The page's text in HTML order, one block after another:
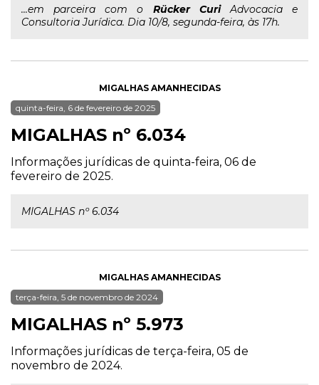
...em parceira com o Rücker CuriAdvocacia e
Consultoria Jurídica. Dia 10/8, segunda-feira, às 17h.
MIGALHAS AMANHECIDAS
quinta-feira, 6 de fevereiro de 2025
MIGALHAS nº 6.034
Informações jurídicas de quinta-feira, 06 de
fevereiro de 2025.
MIGALHAS nº 6.034
MIGALHAS AMANHECIDAS
terça-feira, 5 de novembro de 2024
MIGALHAS nº 5.973
Informações jurídicas de terça-feira, 05 de
novembro de 2024.